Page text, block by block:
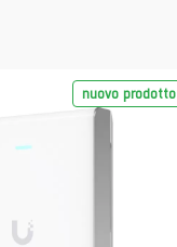
nuovo prodotto